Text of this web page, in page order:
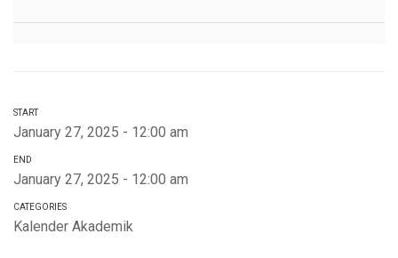
START
January 27, 2025 - 12:00 am
END
January 27, 2025 - 12:00 am
CATEGORIES
Kalender Akademik